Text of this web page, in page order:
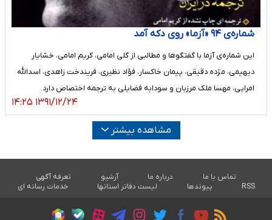
شماره‌ی ۹۴ «آزما» روی دکه آمد
این شماره‌ی آزما با گفتگو‌ها و مطالبی از گلی امامی، کریم امامی، خشایار
دیهیمی، مژده دقیقی، پیمان خاکسار، فؤاد نظیری، فریندخت زاهدی، اسدالله
امرایی، مهسا ملک مرزبان و سودابه فضایلی به ترجمه اختصاص دارد.
۱۳۹۱/۱۲/۲۴ ۱۴:۲۵
مشاهده بیشتر
تماس با ما درباره ما آرشیو
تعرفه آگهی
RSS
پیوندها لیست دفاتر استانها خدمات رسانه ای